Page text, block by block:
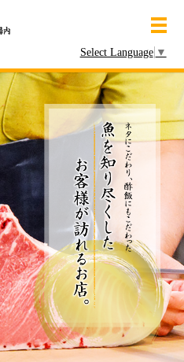
Select Language ▼
メ